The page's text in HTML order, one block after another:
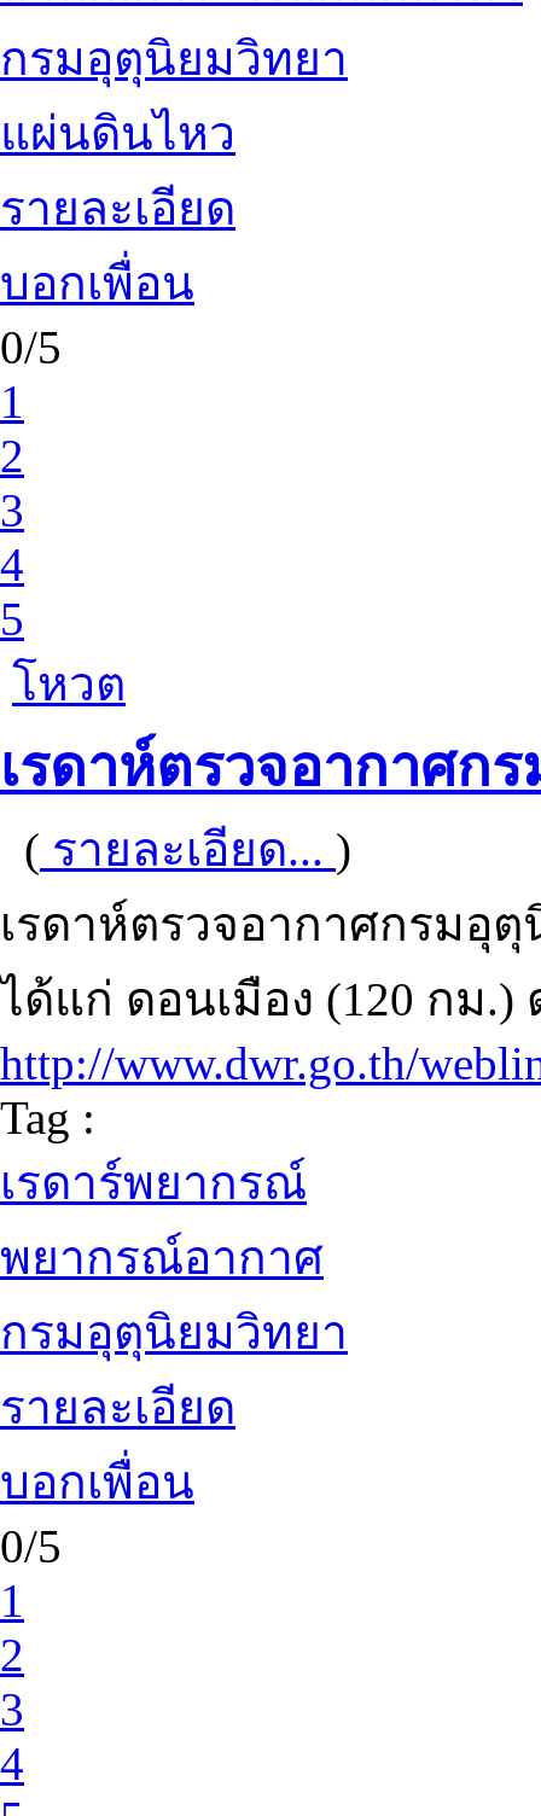
กรมอุตุนิยมวิทยา
แผ่นดินไหว
รายละเอียด
บอกเพื่อน
0/5
1
2
3
4
5
โหวต
เรดาห์ตรวจอากาศก
( รายละเอียด... )
เรดาห์ตรวจอากาศกรมอุ
ได้แก่ ดอนเมือง (120 กม.)
http://www.dwr.go.th/
Tag :
เรดาร์พยากรณ์
พยากรณ์อากาศ
กรมอุตุนิยมวิทยา
รายละเอียด
บอกเพื่อน
0/5
1
2
3
4